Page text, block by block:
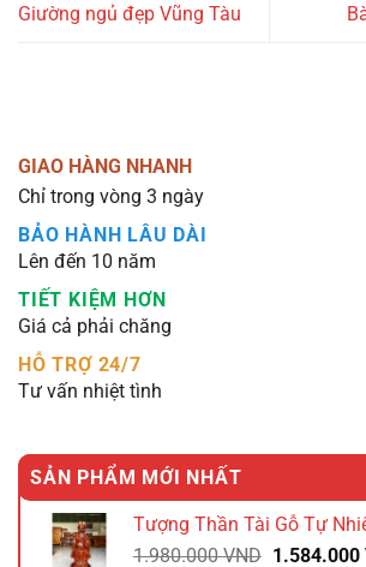
Giường ngủ đẹp Vũng Tàu
GIAO HÀNG NHANH
Chỉ trong vòng 3 ngày
BẢO HÀNH LÂU DÀI
Lên đến 10 năm
TIẾT KIỆM HƠN
Giá cả phải chăng
HỖ TRỢ 24/7
Tư vấn nhiệt tình
SẢN PHẨM MỚI NHẤT
Tượng Thần Tài Gỗ Tự
1.980.000VND Giá
1.584.000